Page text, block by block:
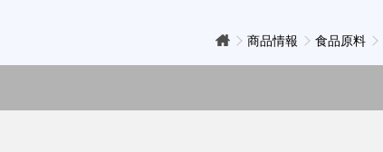
商品情報 食品原料